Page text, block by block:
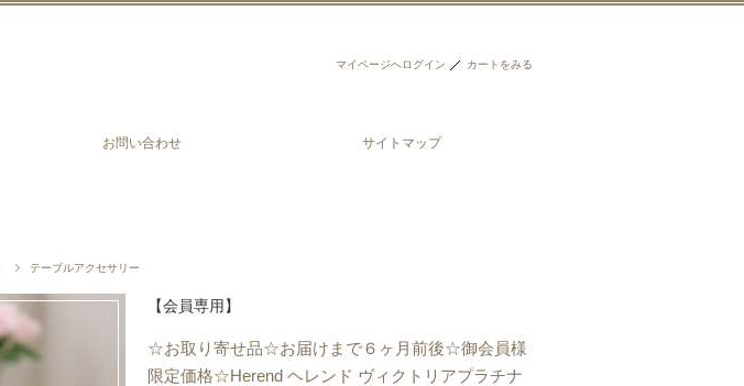
マイページへログイン カートをみる
お問い合わせ サイトマップ
テーブルアクセサリー
【会員専用】
☆お取り寄せ品☆お届けまで６ヶ月前後☆御会員様
限定価格☆Herend ヘレンド ヴィクトリアプラチナ